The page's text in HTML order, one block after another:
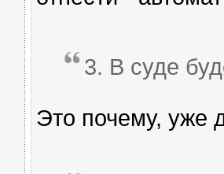
3. В суде
Это почему, уже